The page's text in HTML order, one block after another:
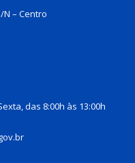
– Centro
das 8:00h às 13:00h